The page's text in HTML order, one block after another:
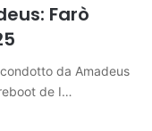
Farò
da Amadeus
de I…